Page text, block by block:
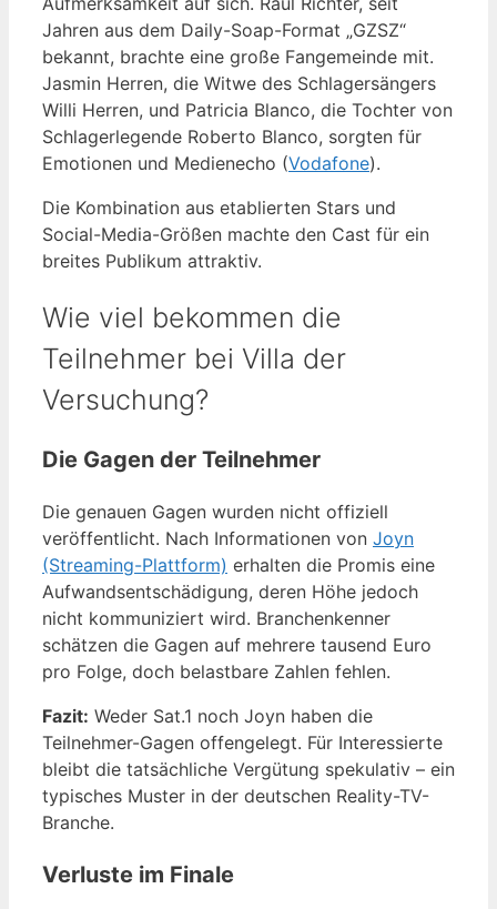
Jahren aus dem Daily-Soap-Format „GZSZ“
bekannt, brachte eine große Fangemeinde mit.
Jasmin Herren, die Witwe des Schlagersängers
Willi Herren, und Patricia Blanco, die Tochter von
Schlagerlegende Roberto Blanco, sorgten für
Emotionen und Medienecho (Vodafone).
Die Kombination aus etablierten Stars und
Social-Media-Größen machte den Cast für ein
breites Publikum attraktiv.
Wie viel bekommen die
Teilnehmer bei Villa der
Versuchung?
Die Gagen der Teilnehmer
Die genauen Gagen wurden nicht offiziell
veröffentlicht. Nach Informationen von Joyn
(Streaming-Plattform) erhalten die Promis eine
Aufwandsentschädigung, deren Höhe jedoch
nicht kommuniziert wird. Branchenkenner
schätzen die Gagen auf mehrere tausend Euro
pro Folge, doch belastbare Zahlen fehlen.
Fazit: Weder Sat.1 noch Joyn haben die
Teilnehmer-Gagen offengelegt. Für Interessierte
bleibt die tatsächliche Vergütung spekulativ – ein
typisches Muster in der deutschen Reality-TV-
Branche.
Verluste im Finale